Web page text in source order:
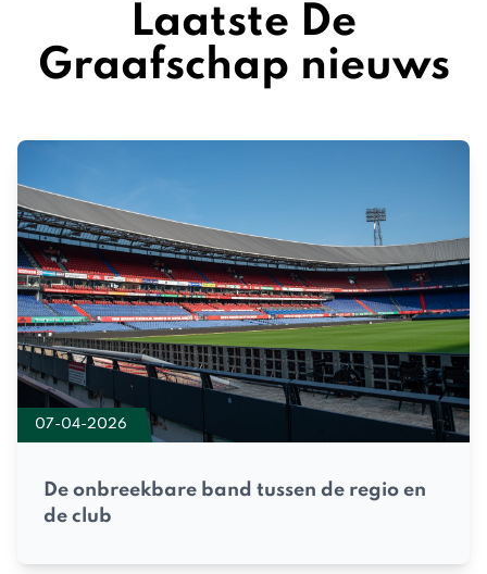
Laatste De
Graafschap nieuws
07-04-2026
De onbreekbare band tussen de regio en
de club